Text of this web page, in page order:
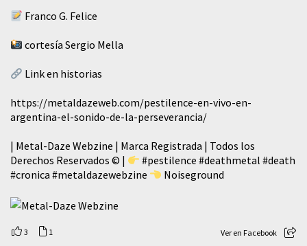
Franco G. Felice
cortesía Sergio Mella
Link en historias
https://metaldazeweb.com/pestilence-en-vivo-en-
argentina-el-sonido-de-la-perseverancia/
| Metal-Daze Webzine | Marca Registrada | Todos los
Derechos Reservados © |
#pestilence #deathmetal #death
#cronica #metaldazewebzine Noiseground
3 1 Ver en Facebook